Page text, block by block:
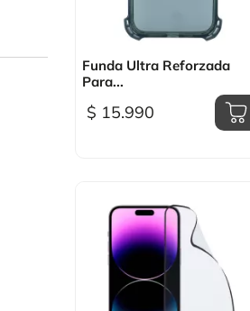
Vista rápida
Funda Ultra Reforzada
Para...
$ 15.990